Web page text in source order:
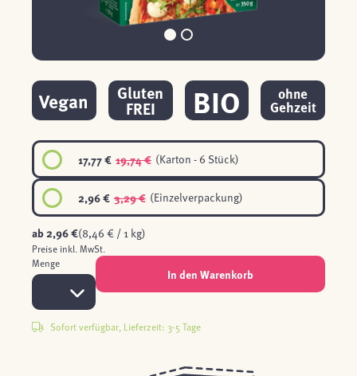
Vegan Gluten
FREI BIO ohne
Gehzeit
17,77 € 19,74 € (Karton - 6 Stück)
2,96 € 3,29 € (Einzelverpackung)
ab 2,96 €(8,46 € / 1 kg)
Preise inkl. MwSt.
Menge
In den Warenkorb
Sofort verfügbar, Lieferzeit: 3-5 Tage